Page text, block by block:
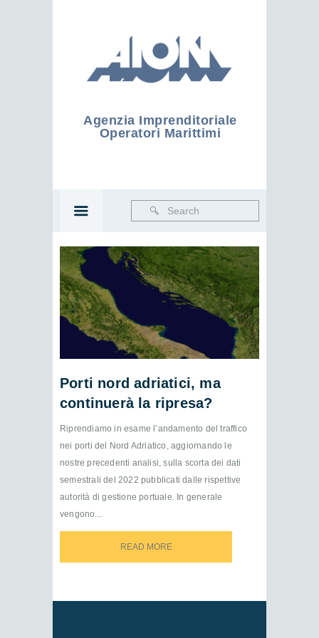
Agenzia Imprenditoriale
Operatori Marittimi
Porti nord adriatici, ma
continuerà la ripresa?
Riprendiamo in esame l’andamento del traffico
nei porti del Nord Adriatico, aggiornando le
nostre precedenti analisi, sulla scorta dei dati
semestrali del 2022 pubblicati dalle rispettive
autorità di gestione portuale. In generale
vengono...
READ MORE